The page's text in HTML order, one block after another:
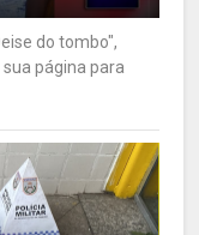
do tombo",
página para